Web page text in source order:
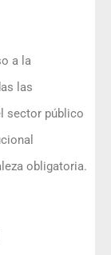
a la
las
sector público
obligatoria.​​​​